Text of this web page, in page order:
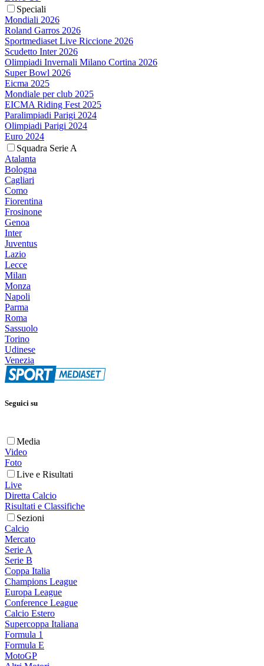
Speciali
Mondiali 2026
Roland Garros 2026
Sportmediaset Live Riccione 2026
Scudetto Inter 2026
Olimpiadi Invernali Milano Cortina 2026
Super Bowl 2026
Eicma 2025
Mondiale per club 2025
EICMA Riding Fest 2025
Paralimpiadi Parigi 2024
Olimpiadi Parigi 2024
Euro 2024
Squadra Serie A
Atalanta
Bologna
Cagliari
Como
Fiorentina
Frosinone
Genoa
Inter
Juventus
Lazio
Lecce
Milan
Monza
Napoli
Parma
Roma
Sassuolo
Torino
Udinese
Venezia
Seguici su
Media
Video
Foto
Live e Risultati
Live
Diretta Calcio
Risultati e Classifiche
Sezioni
Calcio
Mercato
Serie A
Serie B
Coppa Italia
Champions League
Europa League
Conference League
Calcio Estero
Supercoppa Italiana
Formula 1
Formula E
MotoGP